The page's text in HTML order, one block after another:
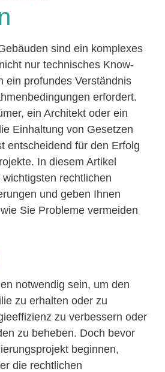
sind ein komplexes
nur technisches Know-
ein profundes Verständnis
erfordert.
ein Architekt oder ein
Einhaltung von Gesetzen
entscheidend für den Erfolg
In diesem Artikel
rechtlichen
und geben Ihnen
Sie Probleme vermeiden
notwendig sein, um den
zu erhalten oder zu
zu verbessern oder
zu beheben. Doch bevor
beginnen,
die rechtlichen